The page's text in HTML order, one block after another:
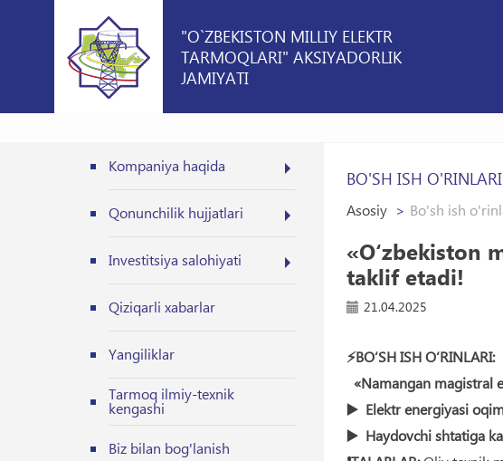
"O`ZBEKISTON MILLIY ELEKTR
TARMOQLARI" AKSIYADORLIK
JAMIYATI
Kompaniya haqida
Qonunchilik hujjatlari
Investitsiya salohiyati
Qiziqarli xabarlar
Yangiliklar
Tarmoq ilmiy-texnik
kengashi
Biz bilan bog'lanish
BO'SH ISH O'RINLARI
Asosiy Bo'sh ish
«O‘zbekiston
taklif etadi!
21.04.2025
⚡️BO‘SH ISH O‘RINLARI:
«Namangan magistral
▶️ Elektr energiyasi
▶️ Haydovchi shtatiga